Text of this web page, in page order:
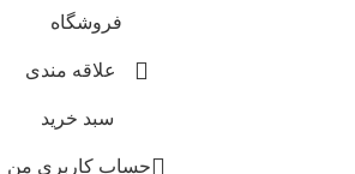
فروشگاه
علاقه مندی
سبد خرید
حساب کاربری من